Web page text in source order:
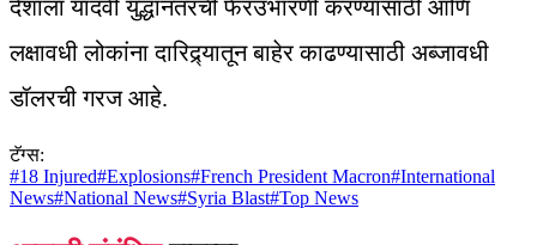
देशाला यादवी युद्धानंतरची फेरउभारणी करण्यासाठी आणि
लक्षावधी लोकांना दारिद्र्यातून बाहेर काढण्यासाठी अब्जावधी
डॉलरची गरज आहे.
टॅग्स:
#18 Injured#Explosions#French President Macron#International
News#National News#Syria Blast#Top News